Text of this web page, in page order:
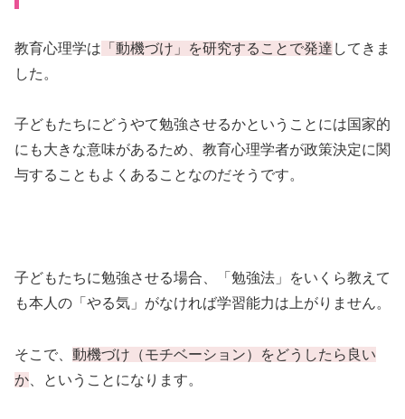
教育心理学は 「動機づけ」を研究することで発達 してきま
した。
子どもたちにどうやて勉強させるかということには国家的
にも大きな意味があるため、教育心理学者が政策決定に関
与することもよくあることなのだそうです。
子どもたちに勉強させる場合、「勉強法」をいくら教えて
も本人の「やる気」がなければ学習能力は上がりません。
そこで、 動機づけ（モチベーション）をどうしたら良い
か 、ということになります。